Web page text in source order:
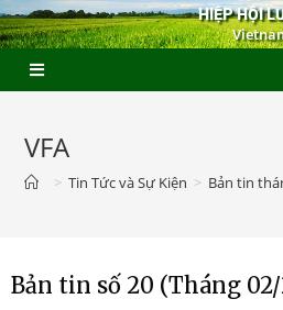
HIỆP HỘI
VFA
> Tin Tức và Sự Kiện > Bản tin
Bản tin số 20 (Tháng